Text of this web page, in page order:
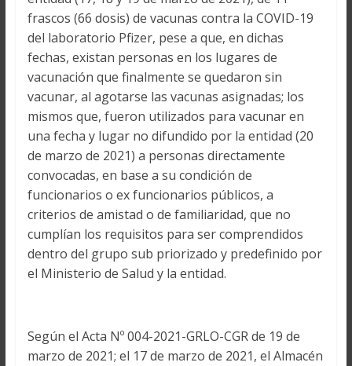
frascos (66 dosis) de vacunas contra la COVID-19
del laboratorio Pfizer, pese a que, en dichas
fechas, existan personas en los lugares de
vacunación que finalmente se quedaron sin
vacunar, al agotarse las vacunas asignadas; los
mismos que, fueron utilizados para vacunar en
una fecha y lugar no difundido por la entidad (20
de marzo de 2021) a personas directamente
convocadas, en base a su condición de
funcionarios o ex funcionarios públicos, a
criterios de amistad o de familiaridad, que no
cumplían los requisitos para ser comprendidos
dentro del grupo sub priorizado y predefinido por
el Ministerio de Salud y la entidad.
Según el Acta Nº 004-2021-GRLO-CGR de 19 de
marzo de 2021; el 17 de marzo de 2021, el Almacén